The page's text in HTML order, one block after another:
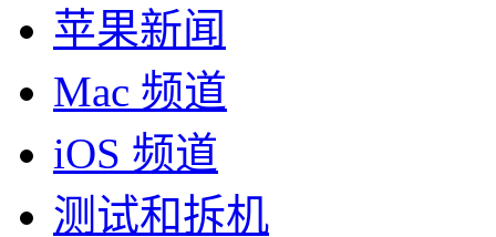
苹果新闻
Mac 频道
iOS 频道
测试和拆机